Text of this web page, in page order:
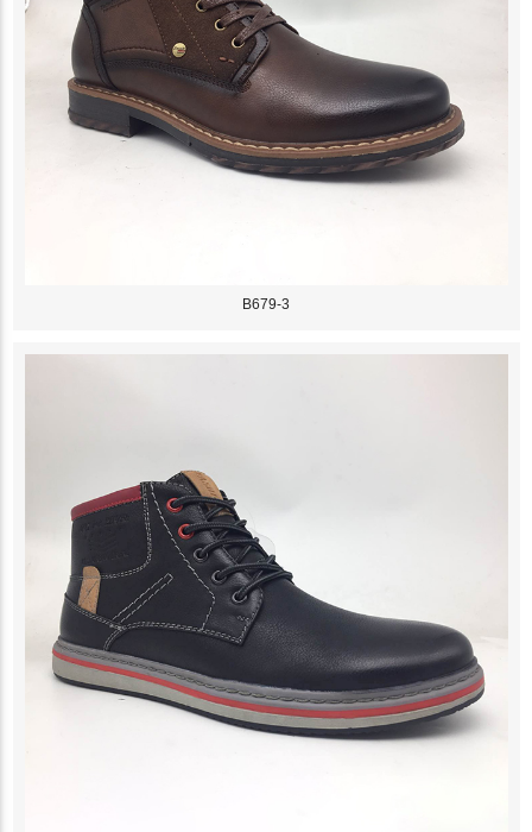
B679-3